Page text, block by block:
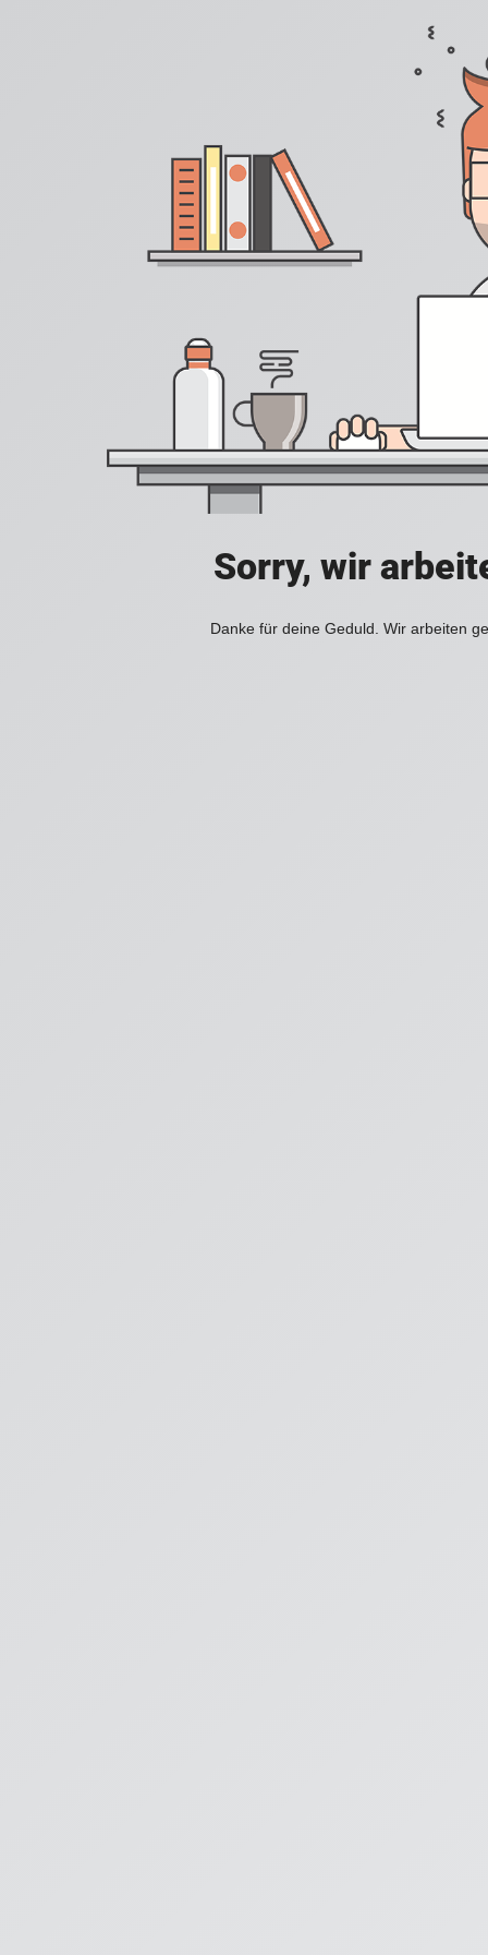
Sorry, wir
Danke für deine Geduld. Wir arbeiten